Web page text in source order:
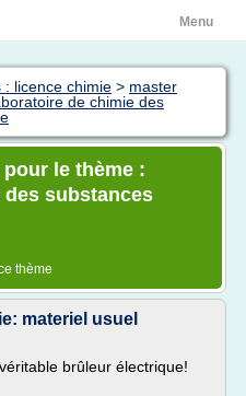
Menu
: licence chimie > master
de chimie des
le thème :
des substances
thème
materiel usuel
brûleur électrique!